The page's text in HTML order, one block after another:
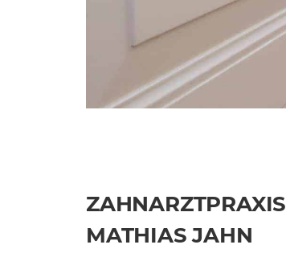
ZAHNARZTPRAXIS
MATHIAS JAHN